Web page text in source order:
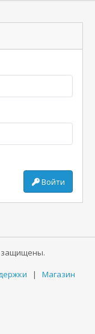
Войти
защищены.
| Магазин